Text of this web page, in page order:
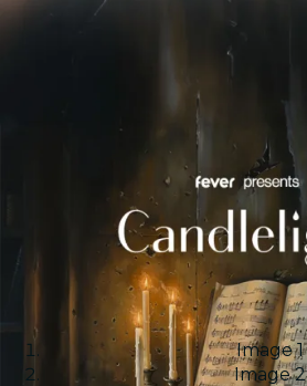
Image 1
Image 2